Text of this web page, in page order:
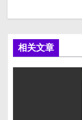
相关文章